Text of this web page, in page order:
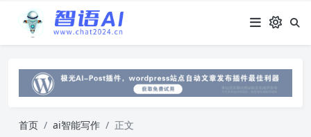
首页 ai智能写作 正文